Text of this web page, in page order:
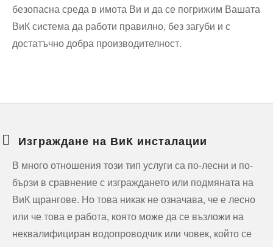
безопасна среда в имота Ви и да се погрижим Вашата
ВиК система да работи правилно, без загуби и с
достатъчно добра производителност.
Изграждане на ВиК инсталации
В много отношения този тип услуги са по-лесни и по-
бързи в сравнение с изграждането или подмяната на
ВиК щрангове. Но това никак не означава, че е лесно
или че това е работа, която може да се възложи на
неквалифициран водопроводчик или човек, който се